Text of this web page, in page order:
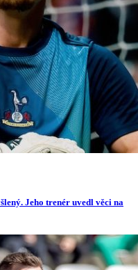
Jeho trenér uvedl věci na